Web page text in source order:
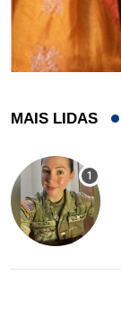
MAIS LIDAS